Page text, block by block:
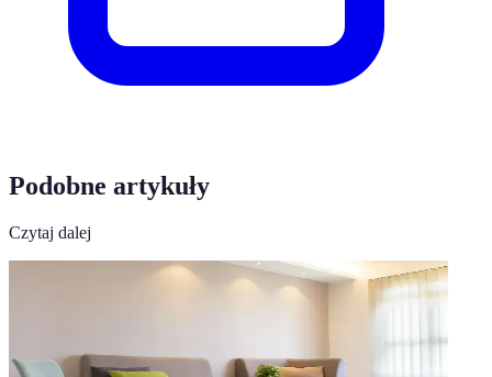
Podobne artykuły
Czytaj dalej